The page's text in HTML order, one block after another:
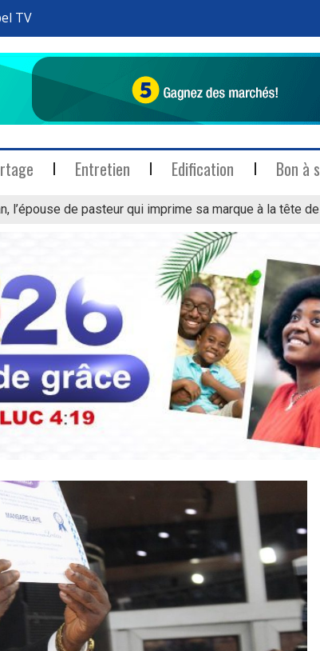
TV
Entretien Edification Bon à
l’épouse de pasteur qui imprime sa marque à la tête